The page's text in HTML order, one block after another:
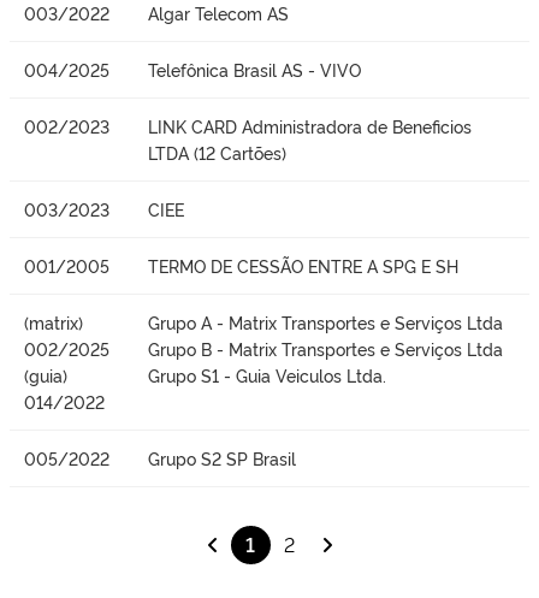
003/2022 Algar Telecom AS
004/2025 Telefônica Brasil AS - VIVO
002/2023
LINK CARD Administradora de Beneficios
LTDA (12 Cartões)
003/2023 CIEE
001/2005 TERMO DE CESSÃO ENTRE A SPG E SH
(matrix)
002/2025
(guia)
014/2022
Grupo A - Matrix Transportes e Serviços Ltda
Grupo B - Matrix Transportes e Serviços Ltda
Grupo S1 - Guia Veiculos Ltda.
005/2022 Grupo S2 SP Brasil
1 2